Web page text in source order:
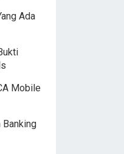
Ada
Mobile
Banking